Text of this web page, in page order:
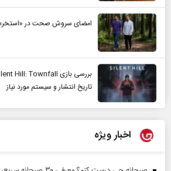
امضای سروش صحت در «استخر»
تاریخ انتشار و سیستم مورد نیاز
اخبار ویژه